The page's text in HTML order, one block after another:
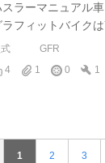
スラーマニュアル
ラフィットバイク
GFR
4
1 0 1
1 2 3